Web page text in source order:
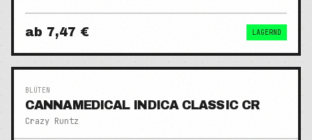
ab 7,47 € LAGERND
BLÜTEN
CANNAMEDICAL INDICA CLASSIC CR
Crazy Runtz